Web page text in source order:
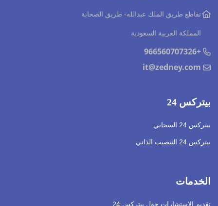
تقاطع طريق الملك عبدالله- طريق الصحابة
المملكة العربية السعودية
+966560707326
it@zedney.com
بيتركس 24
بيتركس 24 السحابي
بيتركس 24 التنصيب الذاتي
الخدمات
تقديم الإستشارات حول بيتركس 24